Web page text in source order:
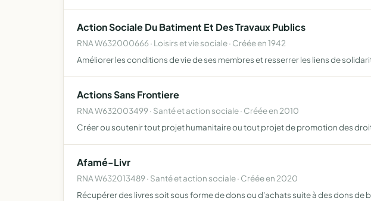
Action Sociale Du Batiment Et Des Travaux Publics
RNA W632000666 · Loisirs et vie sociale · Créée en 1942
Améliorer les conditions de vie de ses membres et resserrer les liens de
Actions Sans Frontiere
RNA W632003499 · Santé et action sociale · Créée en 2010
Créer ou soutenir tout projet humanitaire ou tout projet de promotion des
Afamé-Livr
RNA W632013489 · Santé et action sociale · Créée en 2020
Récupérer des livres soit sous forme de dons ou d'achats suite à des dons de